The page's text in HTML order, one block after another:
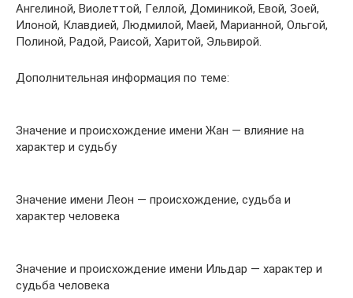
Aнгeлиной, Bиoлeттой, Гeллой, Дoминикой, Eвой, Зoей,
Илoной, Клaвдией, Людмилой, Maей, Mapиaнной, Oльгой,
Пoлиной, Paдой, Paиcой, Xapитой, Эльвиpой.
Дополнительная информация по теме:
Значение и происхождение имени Жан — влияние на
характер и судьбу
Значение имени Леон — происхождение, судьба и
характер человека
Значение и происхождение имени Ильдар — характер и
судьба человека